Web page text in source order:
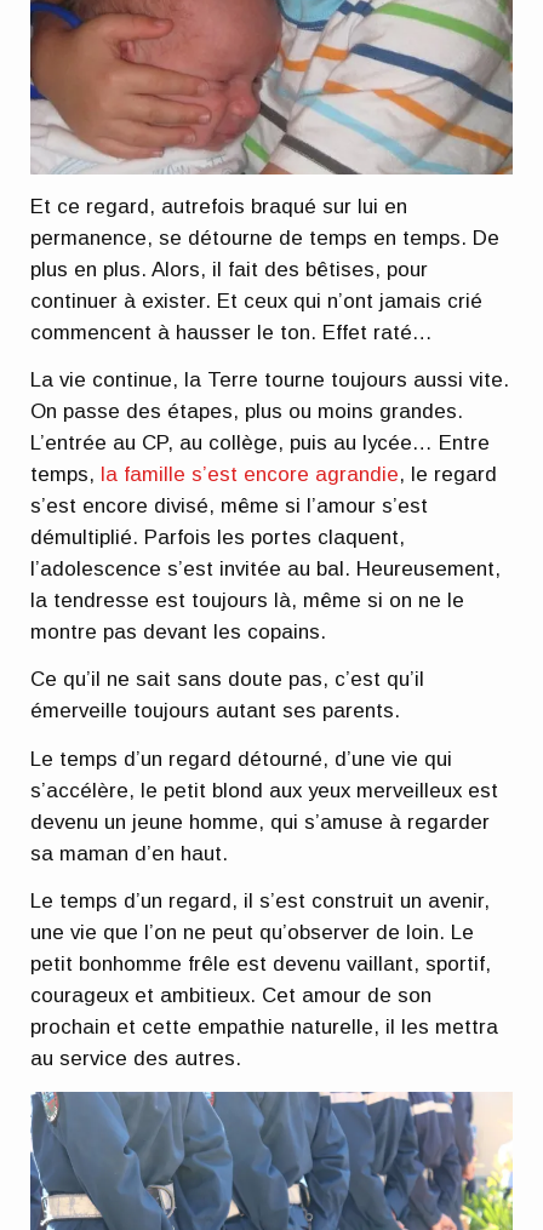
Et ce regard, autrefois braqué sur lui en
permanence, se détourne de temps en temps. De
plus en plus. Alors, il fait des bêtises, pour
continuer à exister. Et ceux qui n’ont jamais crié
commencent à hausser le ton. Effet raté…
La vie continue, la Terre tourne toujours aussi vite.
On passe des étapes, plus ou moins grandes.
L’entrée au CP, au collège, puis au lycée… Entre
temps, la famille s’est encore agrandie, le regard
s’est encore divisé, même si l’amour s’est
démultiplié. Parfois les portes claquent,
l’adolescence s’est invitée au bal. Heureusement,
la tendresse est toujours là, même si on ne le
montre pas devant les copains.
Ce qu’il ne sait sans doute pas, c’est qu’il
émerveille toujours autant ses parents.
Le temps d’un regard détourné, d’une vie qui
s’accélère, le petit blond aux yeux merveilleux est
devenu un jeune homme, qui s’amuse à regarder
sa maman d’en haut.
Le temps d’un regard, il s’est construit un avenir,
une vie que l’on ne peut qu’observer de loin. Le
petit bonhomme frêle est devenu vaillant, sportif,
courageux et ambitieux. Cet amour de son
prochain et cette empathie naturelle, il les mettra
au service des autres.